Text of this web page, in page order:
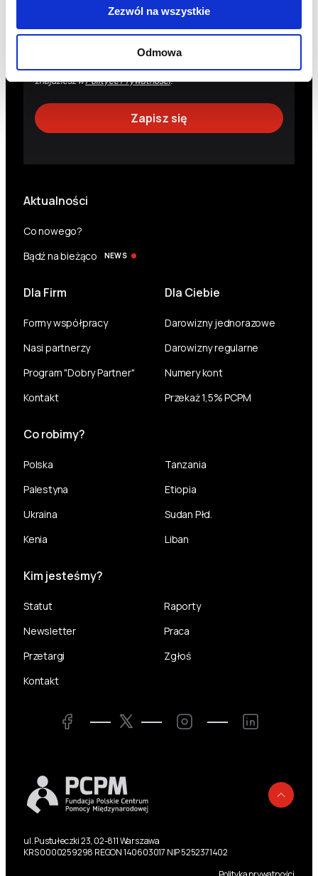
Zezwól na wszystkie
Odmowa
dotyczących działalności Fundacji. Masz prawo do: uzyskania
wniesienia sprzeciwu wobec przetwarzania, ograniczenia
przetwarzania, przeniesienia danych oraz wycofania zgody (co
nie wpływa na legalność przetwarzania dokonanego przed
wycofaniem zgody). Szczegóły dotyczące danych osobowych
znajdziesz wPolityce Prywatności.
Aktualności
Co nowego?
Bądź na bieżąco
NEWS
Dla Firm
Formy współpracy
Nasi partnerzy
Program "Dobry Partner"
Kontakt
Dla Ciebie
Darowizny jednorazowe
Darowizny regularne
Numery kont
Przekaż 1,5% PCPM
Co robimy?
Polska
Palestyna
Ukraina
Kenia
Tanzania
Etiopia
Sudan Płd.
Liban
Kim jesteśmy?
Statut
Raporty
Newsletter
Praca
Przetargi
Zgłoś
Kontakt
Facebook Twitter Instagram LinkedIn
ul. Pustułeczki 23, 02-811 Warszawa
KRS 0000259298 REGON 140603017 NIP 5252371402